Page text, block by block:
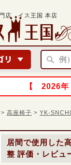
店 イス王国 本店
【 2026年
> 高座椅子 > YK-
居間で使用した
整 評価・レビュ